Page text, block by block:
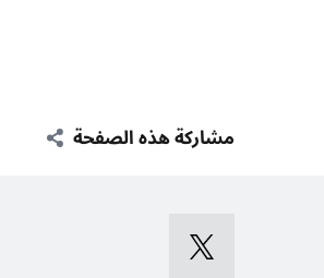
مشاركة هذه الصفحة